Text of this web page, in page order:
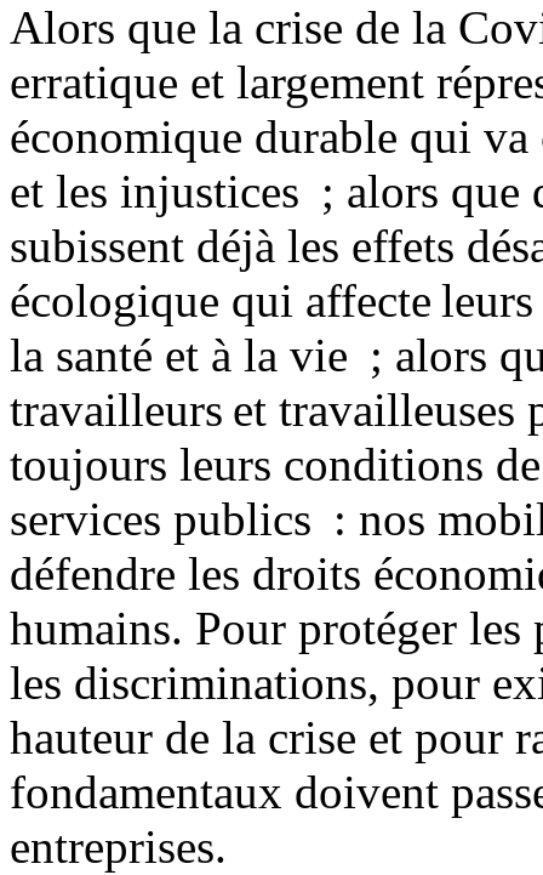
Alors que la crise de la
erratique et largement
économique durable qui
et les injustices ; alors que
subissent déjà les effets
écologique qui affecte
la santé et à la vie ; alors
travailleurs et travailleuses
toujours leurs conditions
services publics : nos
défendre les droits
humains. Pour protéger
les discriminations, pour
hauteur de la crise et pour
fondamentaux doivent
entreprises.